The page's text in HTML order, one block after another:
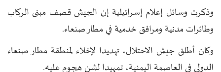
وذكرت وسائل إعلام إسرائيلية إن الجيش قصف مبنى الركاب
وطائرات مدنية ومرافق خدمية في مطار صنعاء.
وكان أطلق جيش الاحتلال، تهديدا لإخلاء لمنطقة مطار صنعاء
الدولي في العاصمة اليمنية، تمهيدا لشن هجوم عليه.